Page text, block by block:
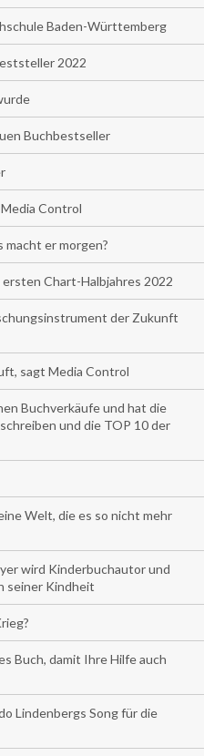
Baden-Württemberg
2022
Buchbestseller
Control
macht er morgen?
Chart-Halbjahres 2022
der Zukunft
sagt Media Control
Buchverkäufe und hat die
und die TOP 10 der
Welt, die es so nicht mehr
wird Kinderbuchautor und
seiner Kindheit
Buch, damit Ihre Hilfe auch
Lindenbergs Song für die